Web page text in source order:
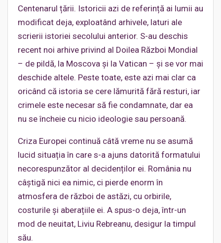
Centenarul țării. Istoricii azi de referință ai lumii au
modificat deja, exploatând arhivele, laturi ale
scrierii istoriei secolului anterior. S-au deschis
recent noi arhive privind al Doilea Război Mondial
– de pildă, la Moscova și la Vatican – și se vor mai
deschide altele. Peste toate, este azi mai clar ca
oricând că istoria se cere lămurită fără resturi, iar
crimele este necesar să fie condamnate, dar ea
nu se încheie cu nicio ideologie sau persoană.
Criza Europei continuă câtă vreme nu se asumă
lucid situația în care s-a ajuns datorită formatului
necorespunzător al decidenților ei. România nu
câștigă nici ea nimic, ci pierde enorm în
atmosfera de război de astăzi, cu orbirile,
costurile și aberațiile ei. A spus-o deja, într-un
mod de neuitat, Liviu Rebreanu, desigur la timpul
său.